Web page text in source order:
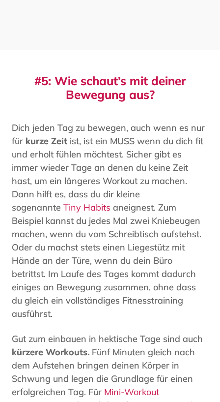
#5: Wie schaut’s mit deiner
Bewegung aus?
Dich jeden Tag zu bewegen, auch wenn es nur
für kurze Zeit ist, ist ein MUSS wenn du dich fit
und erholt fühlen möchtest. Sicher gibt es
immer wieder Tage an denen du keine Zeit
hast, um ein längeres Workout zu machen.
Dann hilft es, dass du dir kleine
sogenannte Tiny Habits aneignest. Zum
Beispiel kannst du jedes Mal zwei Kniebeugen
machen, wenn du vom Schreibtisch aufstehst.
Oder du machst stets einen Liegestütz mit
Hände an der Türe, wenn du dein Büro
betrittst. Im Laufe des Tages kommt dadurch
einiges an Bewegung zusammen, ohne dass
du gleich ein vollständiges Fitnesstraining
ausführst.
Gut zum einbauen in hektische Tage sind auch
kürzere Workouts. Fünf Minuten gleich nach
dem Aufstehen bringen deinen Körper in
Schwung und legen die Grundlage für einen
erfolgreichen Tag. Für Mini-Workout